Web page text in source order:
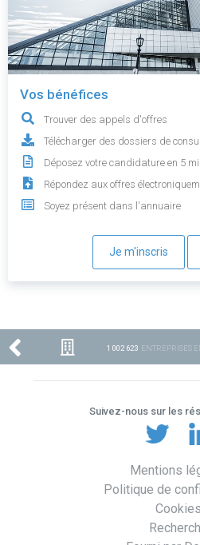
Vos bénéfices
Trouver des appels d'offres
Télécharger des dossiers de
Déposez votre candidature en 5
Répondez aux offres
Soyez présent dans l'annuaire
Je m'inscris
1 002 623 ENTREPRISES
Suivez-nous sur les
Mentions
Politique de
Cookies